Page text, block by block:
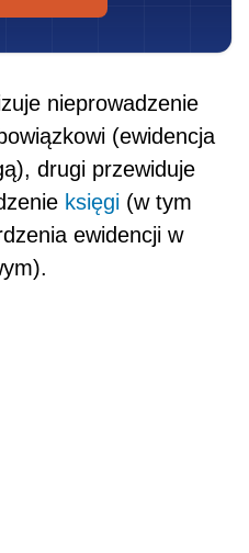
nieprowadzenie
(ewidencja
drugi przewiduje
księgi (w tym
ewidencji w